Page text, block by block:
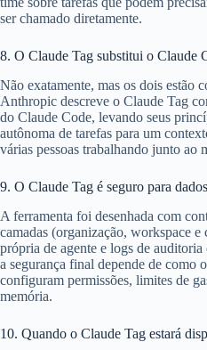
ser chamado diretamente.
8. O Claude Tag substitui o Claude
Não exatamente, mas os dois estão
Anthropic descreve o Claude Tag
do Claude Code, levando seus
autônoma de tarefas para um
várias pessoas trabalhando junto ao
9. O Claude Tag é seguro para
A ferramenta foi desenhada com
camadas (organização, workspace
própria de agente e logs de
a segurança final depende de como
configuram permissões, limites de
memória.
10. Quando o Claude Tag estará